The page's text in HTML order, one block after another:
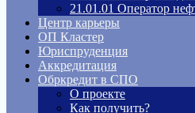
21.01.01 Оператор
Центр карьеры
ОП Кластер
Юриспруденция
Аккредитация
Обркредит в СПО
О проекте
Как получить?